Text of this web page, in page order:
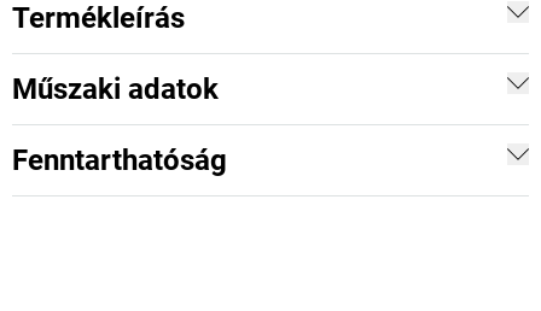
Termékleírás
Műszaki adatok
Fenntarthatóság